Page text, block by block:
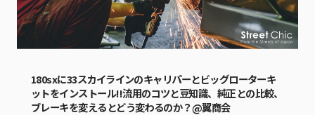
180sxに33スカイラインのキャリパーとビッグローターキ
ットをインストール!!流用のコツと豆知識、純正との比較、
ブレーキを変えるとどう変わるのか？@翼商会